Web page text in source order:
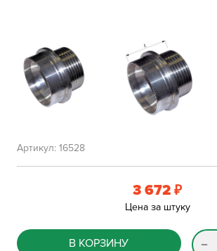
Артикул: 16528
3 672 ₽
Цена за штуку
В КОРЗИНУ